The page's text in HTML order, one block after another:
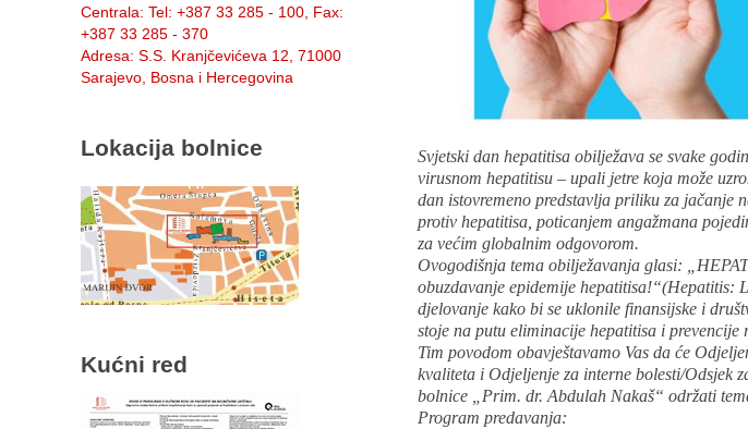
Svjetski dan hepatitisa obilježava se svake
virusnom hepatitisu – upali jetre koja može
dan istovremeno predstavlja priliku za
protiv hepatitisa, poticanjem angažmana
za većim globalnim odgovorom.
Ovogodišnja tema obilježavanja glasi:
obuzdavanje epidemije hepatitisa!“(Hepatitis:
djelovanje kako bi se uklonile finansijske i
stoje na putu eliminacije hepatitisa i prevencije
Tim povodom obavještavamo Vas da će
kvaliteta i Odjeljenje za interne bolesti/Odsjek
bolnice „Prim. dr. Abdulah Nakaš“ održati
Program predavanja:
Centrala: Tel: +387 33 285 - 100, Fax:
+387 33 285 - 370
Adresa: S.S. Kranjčevićeva 12, 71000
Sarajevo, Bosna i Hercegovina
Lokacija bolnice
Kućni red